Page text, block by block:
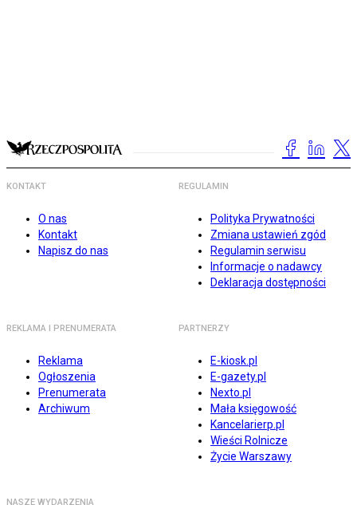
KONTAKT
O nas
Kontakt
Napisz do nas
REGULAMIN
Polityka Prywatności
Zmiana ustawień zgód
Regulamin serwisu
Informacje o nadawcy
Deklaracja dostępności
REKLAMA I PRENUMERATA
Reklama
Ogłoszenia
Prenumerata
Archiwum
PARTNERZY
E-kiosk.pl
E-gazety.pl
Nexto.pl
Mała księgowość
Kancelarierp.pl
Wieści Rolnicze
Życie Warszawy
NASZE WYDARZENIA